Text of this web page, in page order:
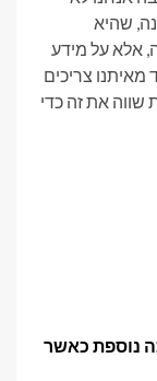
שהיא
אלא על מידע
צריכים
שווה את זה כדי
נוספת כאשר